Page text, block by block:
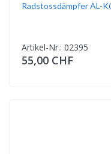
Radstossdämpfer AL-
Artikel-Nr.: 02395
55,00 CHF